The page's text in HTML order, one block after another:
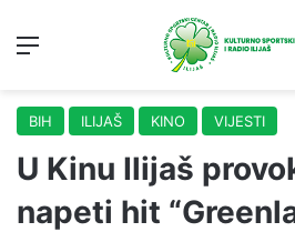
BIH ILIJAŠ KINO VIJESTI
U Kinu Ilijaš
napeti hit